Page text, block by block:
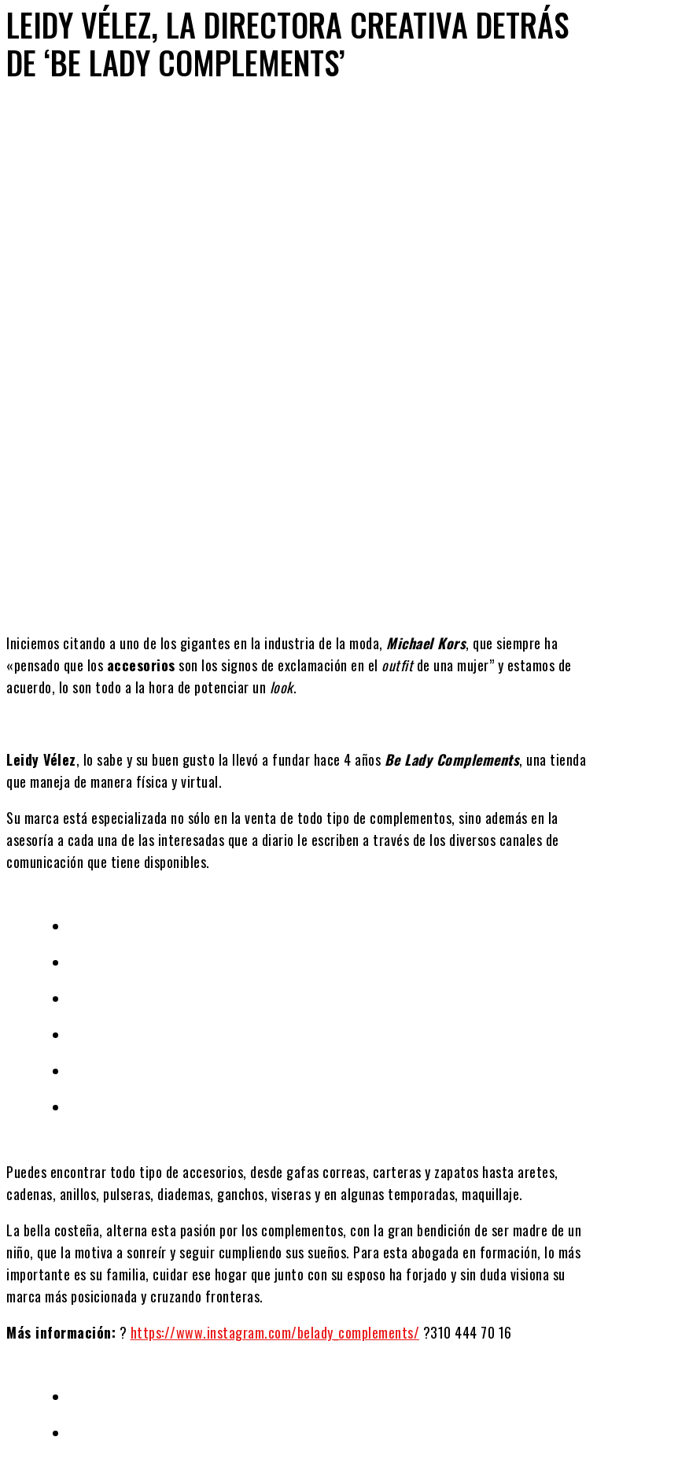
LEIDY VÉLEZ, LA DIRECTORA CREATIVA DETRÁS
DE ‘BE LADY COMPLEMENTS’
Iniciemos citando a uno de los gigantes en la industria de la moda, Michael Kors, que siempre ha
«pensado que los accesoriosson los signos de exclamación en el outfitde una mujer” y estamos de
acuerdo, lo son todo a la hora de potenciar un look.
Leidy Vélez, lo sabe y su buen gusto la llevó a fundar hace 4 años Be Lady Complements, una tienda
que maneja de manera física y virtual.
Su marca está especializada no sólo en la venta de todo tipo de complementos, sino además en la
asesoría a cada una de las interesadas que a diario le escriben a través de los diversos canales de
comunicación que tiene disponibles.
Puedes encontrar todo tipo de accesorios, desde gafas correas, carteras y zapatos hasta aretes,
cadenas, anillos, pulseras, diademas, ganchos, viseras y en algunas temporadas, maquillaje.
La bella costeña, alterna esta pasión por los complementos, con la gran bendición de ser madre de un
niño, que la motiva a sonreír y seguir cumpliendo sus sueños. Para esta abogada en formación, lo más
importante es su familia, cuidar ese hogar que junto con su esposo ha forjado y sin duda visiona su
marca más posicionada y cruzando fronteras.
Más información: ? https://www.instagram.com/belady_complements/ ?310 444 70 16